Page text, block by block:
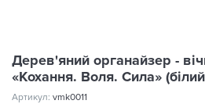
Дерев'яний органайзер -
«Кохання. Воля. Сила»
Артикул: vmk0011